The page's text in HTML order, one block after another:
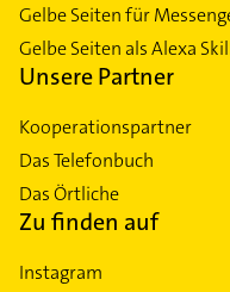
Gelbe Seiten für
Gelbe Seiten als Alexa
Unsere Partner
Kooperationspartner
Das Telefonbuch
Das Örtliche
Zu finden auf
Instagram